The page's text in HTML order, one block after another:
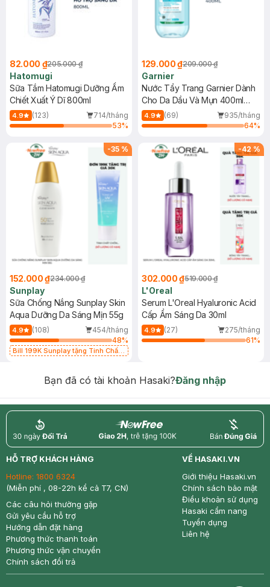
82.000 ₫205.000 ₫
Hatomugi
Sữa Tắm Hatomugi Dưỡng Ẩm
Chiết Xuất Ý Dĩ 800ml
4.9 (123)
714/tháng
53%
129.000 ₫209.000 ₫
Garnier
Nước Tẩy Trang Garnier Dành
Cho Da Dầu Và Mụn 400ml
(Mới)
4.9 (69)
935/tháng
64%
-35 %
152.000 ₫234.000 ₫
Sunplay
Sữa Chống Nắng Sunplay Skin
Aqua Dưỡng Da Sáng Mịn 55g
4.9 (108)
454/tháng
48%
Bill 199K Sunplay tặng Tinh Chất
-42 %
302.000 ₫519.000 ₫
L'Oreal
Serum L'Oreal Hyaluronic Acid
Cấp Ẩm Sáng Da 30ml
4.9 (27)
275/tháng
61%
Bạn đã có tài khoản Hasaki?Đăng nhập
return nowfree price
HỖ TRỢ KHÁCH HÀNG
Hotline: 1800 6324
(Miễn phí , 08-22h kể cả T7, CN)
Các câu hỏi thường gặp
Gửi yêu cầu hỗ trợ
Hướng dẫn đặt hàng
Phương thức thanh toán
Phương thức vận chuyển
Chính sách đổi trả
VỀ HASAKI.VN
Giới thiệu Hasaki.vn
Chính sách bảo mật
Điều khoản sử dụng
Hasaki cẩm nang
Tuyển dụng
Liên hệ